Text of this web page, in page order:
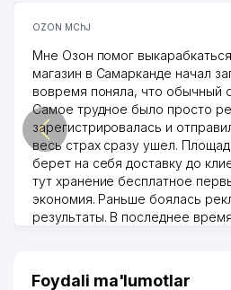
OZON MChJ
Мне Озон помог
магазин в Самарканде начал
вовремя поняла, что обычный
Самое трудное было просто
зарегистрировалась и
весь страх сразу ушел.
берет на себя доставку до
тут хранение бесплатное
экономия. Раньше боялась
результаты. В последнее
дальше развиваюсь
Foydali ma'lumotlar